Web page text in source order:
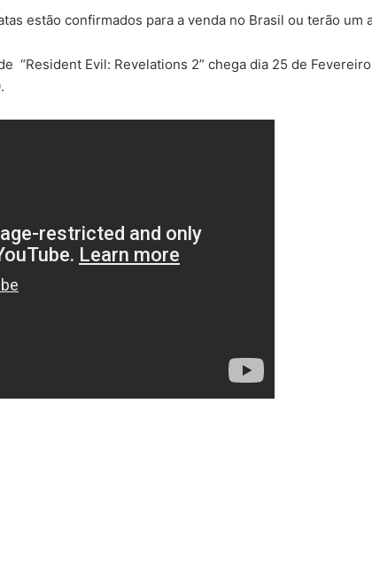
estão confirmados para a venda no Brasil ou terão um
“Resident Evil: Revelations 2” chega dia 25 de Fevereiro